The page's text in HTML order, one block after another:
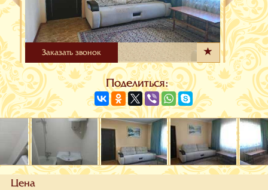
Заказать звонок
Поделиться:
Цена